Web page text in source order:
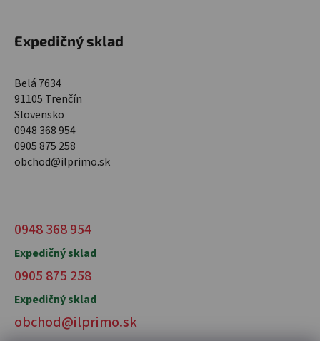
Expedičný sklad
Belá 7634
91105 Trenčín
Slovensko
0948 368 954
0905 875 258
obchod@ilprimo.sk
0948 368 954
Expedičný sklad
0905 875 258
Expedičný sklad
obchod@ilprimo.sk